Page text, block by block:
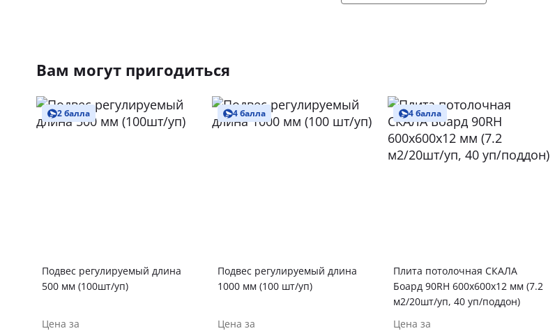
Вам могут пригодиться
2 балла
Подвес регулируемый длина
500 мм (100шт/уп)
Цена за
4 балла
Подвес регулируемый длина
1000 мм (100 шт/уп)
Цена за
4 балла
Плита потолочная СКАЛА
Боард 90RH 600х600х12 мм (7.2
м2/20шт/уп, 40 уп/поддон)
Цена за